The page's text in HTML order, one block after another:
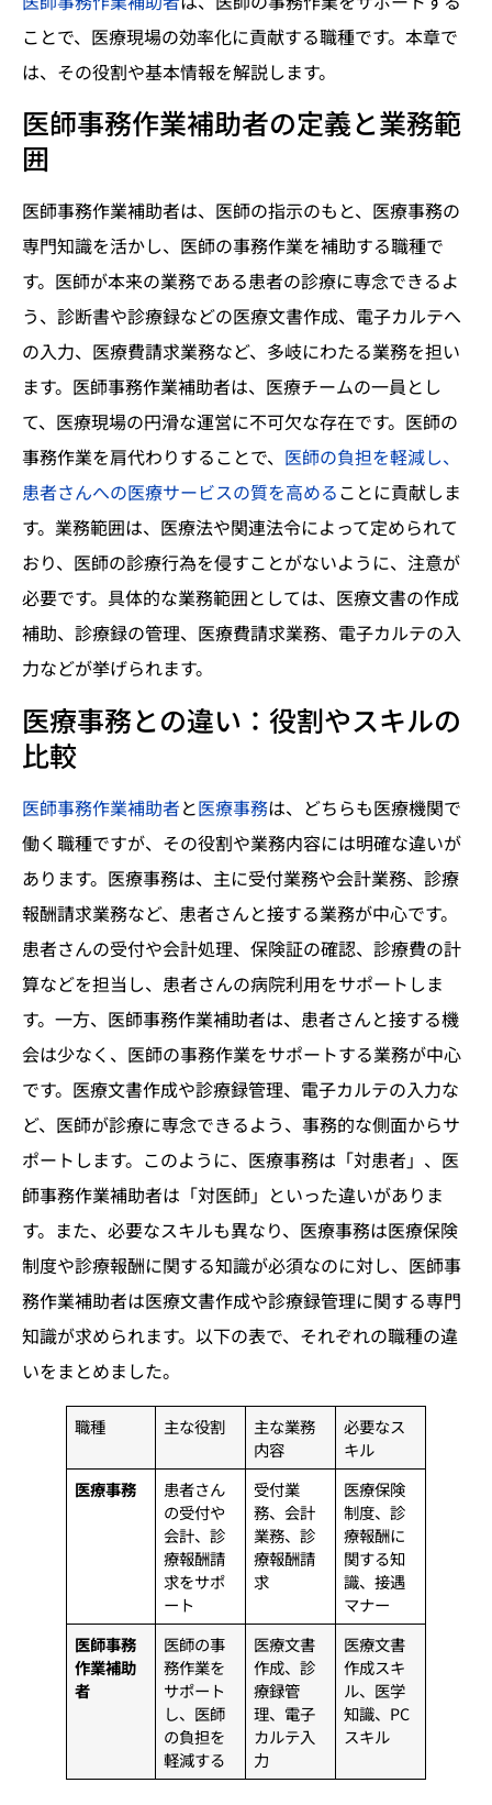
ことで、医療現場の効率化に貢献する職種です。本章で
は、その役割や基本情報を解説します。
医師事務作業補助者の定義と業務範
囲
医師事務作業補助者は、医師の指示のもと、医療事務の
専門知識を活かし、医師の事務作業を補助する職種で
す。医師が本来の業務である患者の診療に専念できるよ
う、診断書や診療録などの医療文書作成、電子カルテへ
の入力、医療費請求業務など、多岐にわたる業務を担い
ます。医師事務作業補助者は、医療チームの一員とし
て、医療現場の円滑な運営に不可欠な存在です。医師の
事務作業を肩代わりすることで、 医師の負担を軽減し、
患者さんへの医療サービスの質を高めることに貢献しま
す。業務範囲は、医療法や関連法令によって定められて
おり、医師の診療行為を侵すことがないように、注意が
必要です。具体的な業務範囲としては、医療文書の作成
補助、診療録の管理、医療費請求業務、電子カルテの入
力などが挙げられます。
医療事務との違い：役割やスキルの
比較
医師事務作業補助者と医療事務は、どちらも医療機関で
働く職種ですが、その役割や業務内容には明確な違いが
あります。医療事務は、主に受付業務や会計業務、診療
報酬請求業務など、患者さんと接する業務が中心です。
患者さんの受付や会計処理、保険証の確認、診療費の計
算などを担当し、患者さんの病院利用をサポートしま
す。一方、医師事務作業補助者は、患者さんと接する機
会は少なく、医師の事務作業をサポートする業務が中心
です。医療文書作成や診療録管理、電子カルテの入力な
ど、医師が診療に専念できるよう、事務的な側面からサ
ポートします。このように、医療事務は「対患者」、医
師事務作業補助者は「対医師」といった違いがありま
す。また、必要なスキルも異なり、医療事務は医療保険
制度や診療報酬に関する知識が必須なのに対し、医師事
務作業補助者は医療文書作成や診療録管理に関する専門
知識が求められます。以下の表で、それぞれの職種の違
いをまとめました。
職種 主な役割
主な業務
内容
必要なス
キル
医療事務
患者さん
の受付や
会計、診
療報酬請
求をサポ
ート
受付業
務、会計
業務、診
療報酬請
求
医療保険
制度、診
療報酬に
関する知
識、接遇
マナー
医師事務
作業補助
者
医師の事
務作業を
サポート
し、医師
の負担を
軽減する
医療文書
作成、診
療録管
理、電子
カルテ入
力
医療文書
作成スキ
ル、医学
知識、PC
スキル